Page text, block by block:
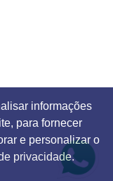
informações
para fornecer
e personalizar o
privacidade.